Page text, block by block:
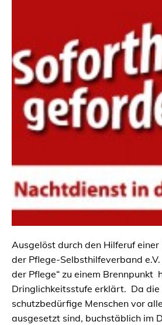
Ausgelöst durch den Hilferuf
der Pflege-Selbsthilfeverband
der Pflege“ zu einem Brennpunkt
Dringlichkeitsstufe erklärt. Da die
schutzbedürfige Menschen vor
ausgesetzt sind, buchstäblich im